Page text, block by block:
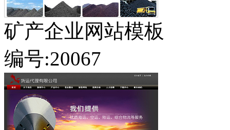
矿产企业网站模板
编号:20067